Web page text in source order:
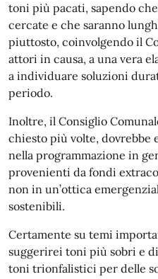
toni più pacati, sapendo
cercate e che saranno
piuttosto, coinvolgendo il
attori in causa, a una vera
a individuare soluzioni
periodo.
Inoltre, il Consiglio
chiesto più volte, dovrebbe
nella programmazione in
provenienti da fondi
non in un’ottica
sostenibili.
Certamente su temi
suggerirei toni più sobri e
toni trionfalistici per delle